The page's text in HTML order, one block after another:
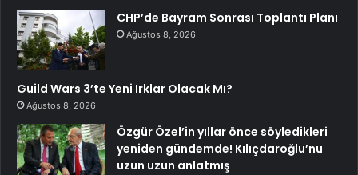
CHP’de Bayram Sonrası Toplantı Planı
Ağustos 8, 2026
Guild Wars 3’te Yeni Irklar Olacak Mı?
Ağustos 8, 2026
Özgür Özel’in yıllar önce söyledikleri
yeniden gündemde! Kılıçdaroğlu’nu
uzun uzun anlatmış